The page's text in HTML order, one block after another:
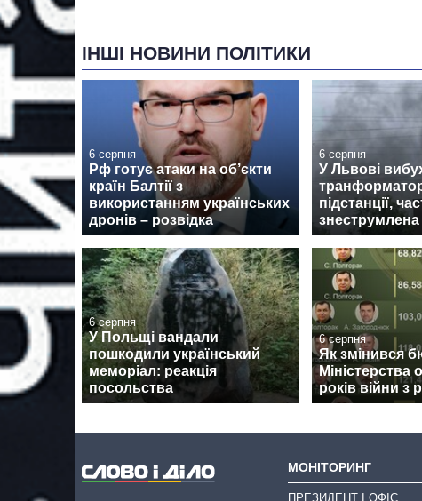
ІНШІ НОВИНИ ПОЛІТИКИ
6 серпня
Рф готує атаки на об’єкти
країн Балтії з
використанням українських
дронів – розвідка
6 серпня
У Львові
підстанції,
знеструмлена
6 серпня
У Польщі вандали
пошкодили український
меморіал: реакція
посольства
6 серпня
Як змінився
Міністерства
років війни з
МОНІТОРИНГ
ПРЕЗИДЕНТ І ОФІС